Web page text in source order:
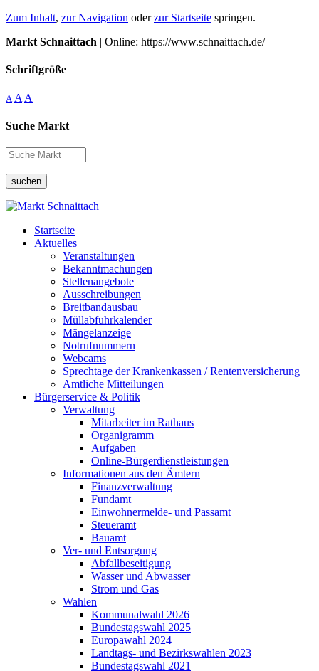
Zum Inhalt, zur Navigation oderzur Startseite springen.
Markt Schnaittach | Online: https://www.schnaittach.de/
Schriftgröße
A A A
Suche Markt
suchen
Startseite
Aktuelles
Veranstaltungen
Bekanntmachungen
Stellenangebote
Ausschreibungen
Breitbandausbau
Müllabfuhrkalender
Mängelanzeige
Notrufnummern
Webcams
Sprechtage der Krankenkassen / Rentenversicherung
Amtliche Mitteilungen
Bürgerservice & Politik
Verwaltung
Mitarbeiter im Rathaus
Organigramm
Aufgaben
Online-Bürgerdienstleistungen
Informationen aus den Ämtern
Finanzverwaltung
Fundamt
Einwohnermelde- und Passamt
Steueramt
Bauamt
Ver- und Entsorgung
Abfallbeseitigung
Wasser und Abwasser
Strom und Gas
Wahlen
Kommunalwahl 2026
Bundestagswahl 2025
Europawahl 2024
Landtags- und Bezirkswahlen 2023
Bundestagswahl 2021